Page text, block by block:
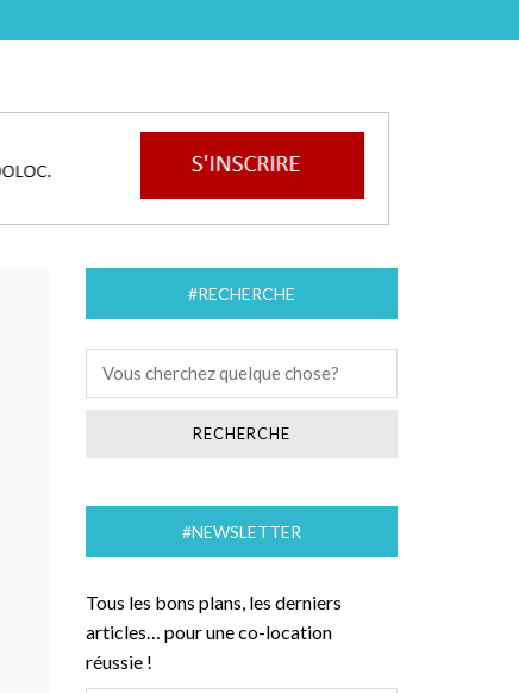
#RECHERCHE
#NEWSLETTER
Tous les bons plans, les derniers
articles… pour une co-location
réussie !